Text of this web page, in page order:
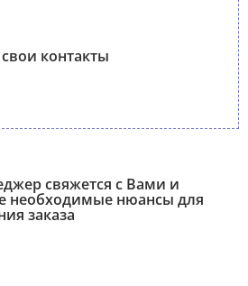
контакты
свяжется с Вами и
необходимые нюансы для
заказа